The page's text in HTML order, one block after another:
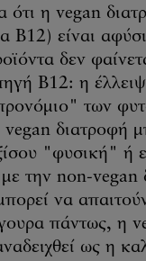
ότι η vegan
B12) είναι
δεν
B12: η
των
διατροφή
"φυσική" ή
την non-vegan
να
πάντως, η
ως η